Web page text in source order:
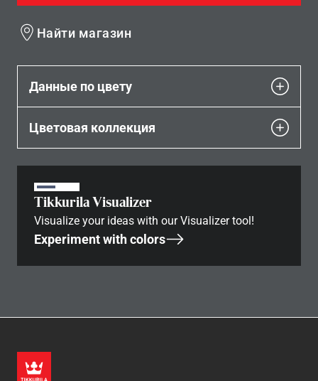
Найти магазин
Данные по цвету
Цветовая коллекция
Tikkurila Visualizer
Visualize your ideas with our Visualizer tool!
Experiment with colors